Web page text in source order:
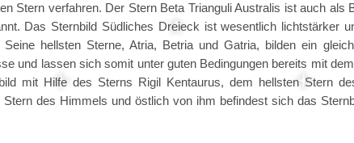
Stern verfahren. Der Stern Beta Trianguli Australis ist auch als
Das Sternbild Südliches Dreieck ist wesentlich lichtstärker
Seine hellsten Sterne, Atria, Betria und Gatria, bilden ein
und lassen sich somit unter guten Bedingungen bereits mit
mit Hilfe des Sterns Rigil Kentaurus, dem hellsten Stern
des Himmels und östlich von ihm befindest sich das